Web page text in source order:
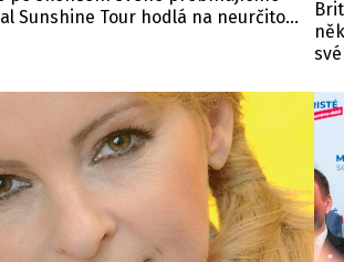
Sunshine Tour hodlá na neurčito